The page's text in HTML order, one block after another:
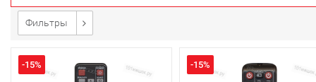
Фильтры
-15% -15%